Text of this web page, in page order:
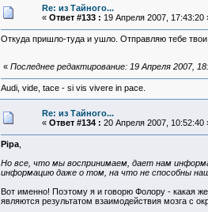
Re: из Тайного...
« Ответ #133 : 19 Апреля 2007, 17:43:20
Откуда пришло-туда и ушло. Отправляю тебе
« Последнее редактирование: 19 Апреля 2007,
Audi, vide, tace - si vis vivere in pace.
Re: из Тайного...
« Ответ #134 : 20 Апреля 2007, 10:52:40
Pipa,
Но все, что мы воспринимаем, дает нам
информацию даже о том, на что не способны
Вот именно! Поэтому я и говорю Фолору - какая
являются результатом взаимодействия мозга с